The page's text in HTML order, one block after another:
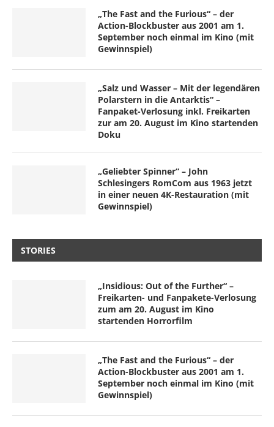
„The Fast and the Furious“ – der
Action-Blockbuster aus 2001 am 1.
September noch einmal im Kino (mit
Gewinnspiel)
„Salz und Wasser – Mit der legendären
Polarstern in die Antarktis“ –
Fanpaket-Verlosung inkl. Freikarten
zur am 20. August im Kino startenden
Doku
„Geliebter Spinner“ – John
Schlesingers RomCom aus 1963 jetzt
in einer neuen 4K-Restauration (mit
Gewinnspiel)
STORIES
„Insidious: Out of the Further“ –
Freikarten- und Fanpakete-Verlosung
zum am 20. August im Kino
startenden Horrorfilm
„The Fast and the Furious“ – der
Action-Blockbuster aus 2001 am 1.
September noch einmal im Kino (mit
Gewinnspiel)